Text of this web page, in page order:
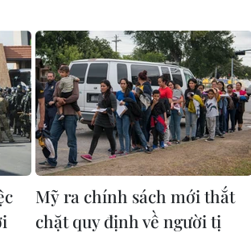
Mỹ ra chính sách mới thắt
chặt quy định về người tị